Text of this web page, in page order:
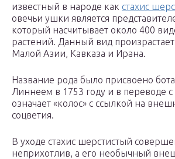
известный в народе как стахис
овечьи ушки является
который насчитывает около 400
растений. Данный вид
Малой Азии, Кавказа и Ирана.
Название рода было присвоено
Линнеем в 1753 году и в переводе с
означает «колос» с ссылкой на
соцветия.
В уходе стахис шерстистый
неприхотлив, а его необычный